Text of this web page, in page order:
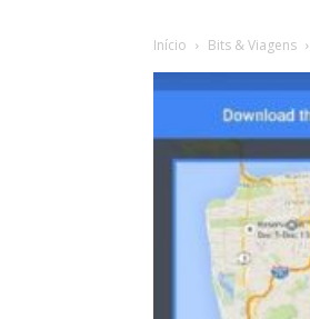
Início Bits & Viagens